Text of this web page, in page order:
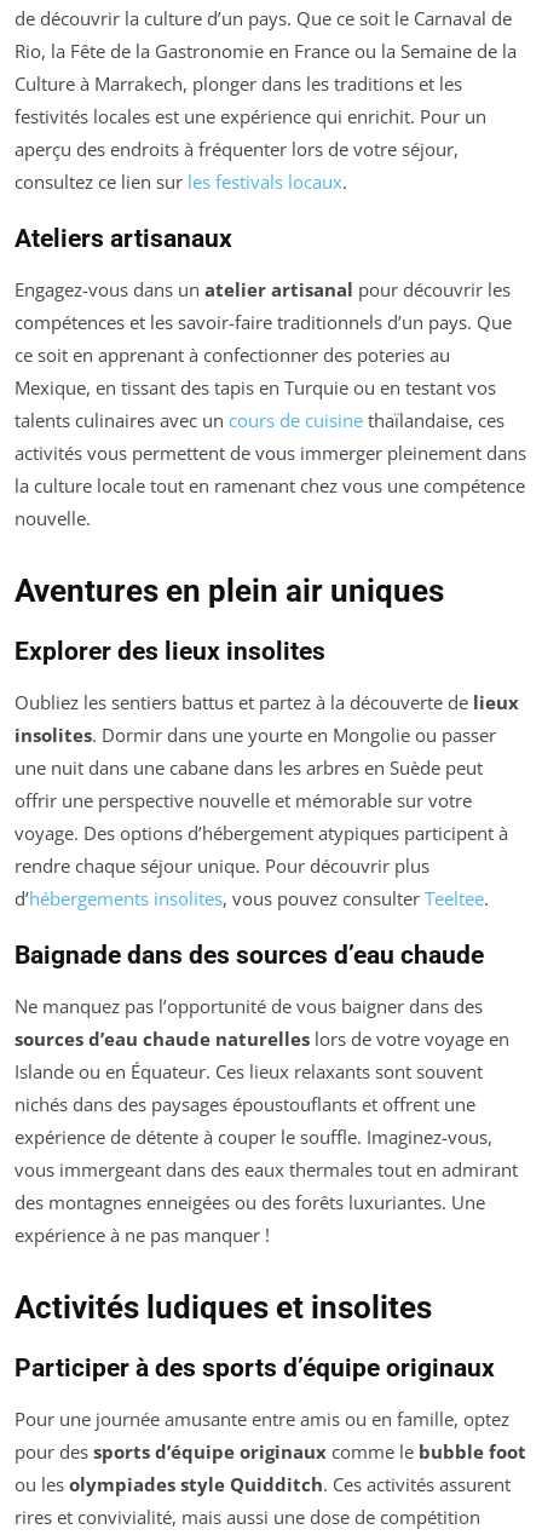
de découvrir la culture d’un pays. Que ce soit le Carnaval de
Rio, la Fête de la Gastronomie en France ou la Semaine de la
Culture à Marrakech, plonger dans les traditions et les
festivités locales est une expérience qui enrichit. Pour un
aperçu des endroits à fréquenter lors de votre séjour,
consultez ce lien sur les festivals locaux.
Ateliers artisanaux
Engagez-vous dans un atelier artisanal pour découvrir les
compétences et les savoir-faire traditionnels d’un pays. Que
ce soit en apprenant à confectionner des poteries au
Mexique, en tissant des tapis en Turquie ou en testant vos
talents culinaires avec un cours de cuisine thaïlandaise, ces
activités vous permettent de vous immerger pleinement dans
la culture locale tout en ramenant chez vous une compétence
nouvelle.
Aventures en plein air uniques
Explorer des lieux insolites
Oubliez les sentiers battus et partez à la découverte de lieux
insolites. Dormir dans une yourte en Mongolie ou passer
une nuit dans une cabane dans les arbres en Suède peut
offrir une perspective nouvelle et mémorable sur votre
voyage. Des options d’hébergement atypiques participent à
rendre chaque séjour unique. Pour découvrir plus
d’hébergements insolites, vous pouvez consulter Teeltee.
Baignade dans des sources d’eau chaude
Ne manquez pas l’opportunité de vous baigner dans des
sources d’eau chaude naturelles lors de votre voyage en
Islande ou en Équateur. Ces lieux relaxants sont souvent
nichés dans des paysages époustouflants et offrent une
expérience de détente à couper le souffle. Imaginez-vous,
vous immergeant dans des eaux thermales tout en admirant
des montagnes enneigées ou des forêts luxuriantes. Une
expérience à ne pas manquer !
Activités ludiques et insolites
Participer à des sports d’équipe originaux
Pour une journée amusante entre amis ou en famille, optez
pour des sports d’équipe originaux comme le bubble foot
ou les olympiades style Quidditch. Ces activités assurent
rires et convivialité, mais aussi une dose de compétition